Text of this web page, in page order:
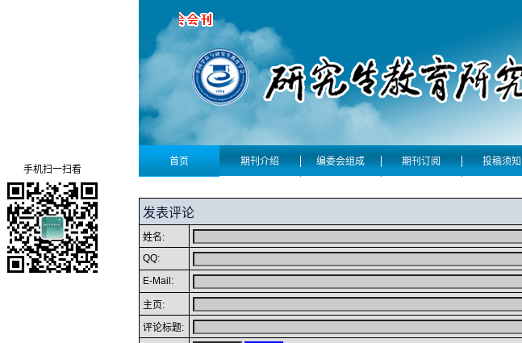
首页 期刊介绍 编委会组成 期刊订阅 投稿须知
发表评论
姓名:
QQ:
E-Mail:
主页:
评论标题:
手机扫一扫看